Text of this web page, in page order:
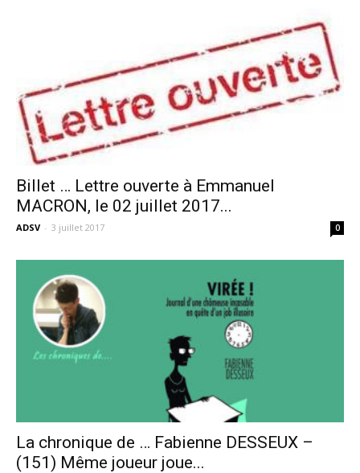
Billet … Lettre ouverte à Emmanuel
MACRON, le 02 juillet 2017...
ADSV - 3 juillet 2017 0
La chronique de … Fabienne DESSEUX –
(151) Même joueur joue...